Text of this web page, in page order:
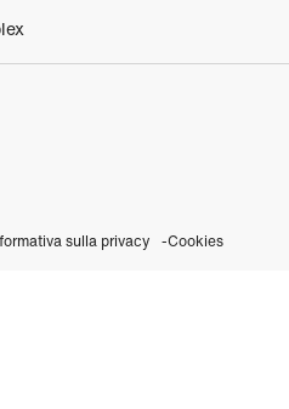
sulla privacy Cookies